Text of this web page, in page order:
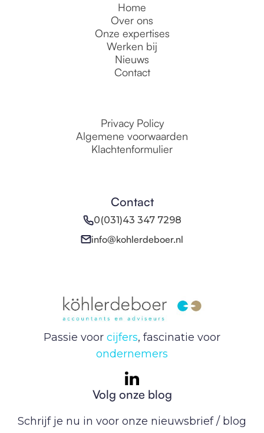
Home
Over ons
Onze expertises
Werken bij
Nieuws
Contact
Privacy Policy
Algemene voorwaarden
Klachtenformulier
Contact
0(031)43 347 7298
info@kohlerdeboer.nl
Passie voor cijfers, fascinatie voor
ondernemers
Volg onze blog
Schrijf je nu in voor onze nieuwsbrief / blog